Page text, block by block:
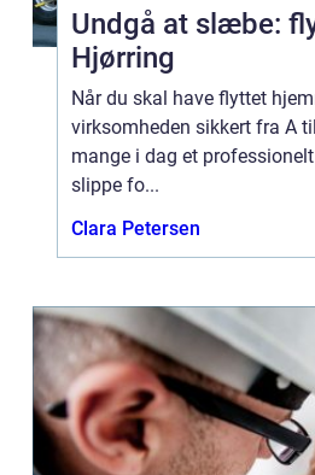
Undgå at slæbe:
Hjørring
Når du skal have flyttet
virksomheden sikkert fra A
mange i dag et
slippe fo...
Clara Petersen